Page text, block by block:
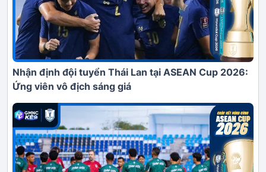
Nhận định đội tuyển Thái Lan tại ASEAN Cup 2026:
Ứng viên vô địch sáng giá